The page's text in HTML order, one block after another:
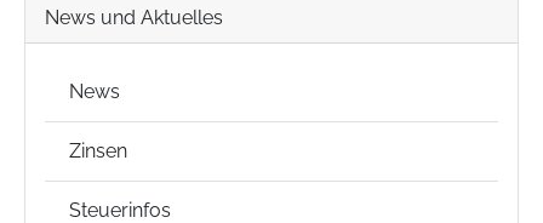
News und Aktuelles
News
Zinsen
Steuerinfos